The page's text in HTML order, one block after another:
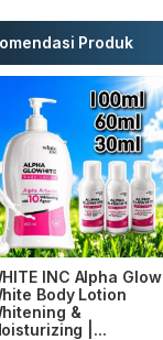
Produk
INC Alpha Glow
Body Lotion
&
|...